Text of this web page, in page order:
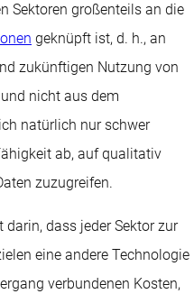
Sektoren großenteils an die
geknüpft ist, d. h., an
zukünftigen Nutzung von
nicht aus dem
natürlich nur schwer
ab, auf qualitativ
zuzugreifen.
darin, dass jeder Sektor zur
eine andere Technologie
verbundenen Kosten,